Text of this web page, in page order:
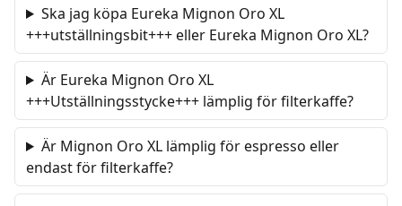
Ska jag köpa Eureka Mignon Oro XL
+++utställningsbit+++ eller Eureka Mignon Oro XL?
Är Eureka Mignon Oro XL
+++Utställningsstycke+++ lämplig för filterkaffe?
Är Mignon Oro XL lämplig för espresso eller
endast för filterkaffe?